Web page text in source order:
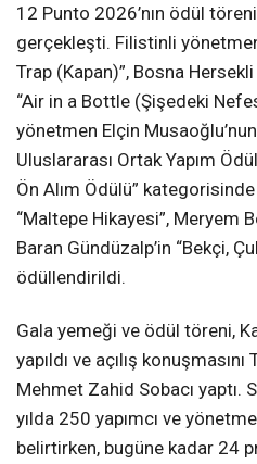
12 Punto 2026’nın ödül
gerçekleşti. Filistinli
Trap (Kapan)”, Bosna
“Air in a Bottle (Şişedeki
yönetmen Elçin
Uluslararası Ortak Yapım
Ön Alım Ödülü”
“Maltepe Hikayesi”, Meryem
Baran Gündüzalp’in “Bekçi,
ödüllendirildi.
Gala yemeği ve ödül töreni,
yapıldı ve açılış
Mehmet Zahid Sobacı yaptı.
yılda 250 yapımcı ve
belirtirken, bugüne kadar 24